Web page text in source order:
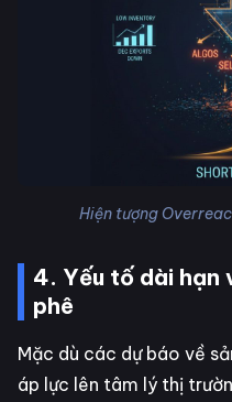
Hiện tượng
4. Yếu tố dài hạn
phê
Mặc dù các dự báo về
áp lực lên tâm lý thị